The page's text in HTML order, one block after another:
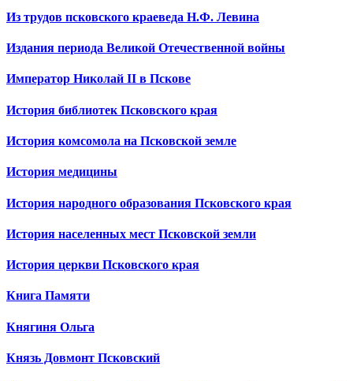
Из трудов псковского краеведа Н.Ф. Левина
Издания периода Великой Отечественной войны
Император Николай II в Пскове
История библиотек Псковского края
История комсомола на Псковской земле
История медицины
История народного образования Псковского края
История населенных мест Псковской земли
История церкви Псковского края
Книга Памяти
Княгиня Ольга
Князь Довмонт Псковский